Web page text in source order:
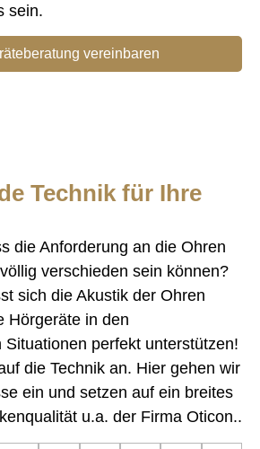
sein.
vereinbaren
Technik für Ihre
die Anforderung an die Ohren
verschieden sein können?
sich die Akustik der Ohren
Hörgeräte in den
Situationen perfekt unterstützen!
die Technik an. Hier gehen wir
ein und setzen auf ein breites
u.a. der Firma Oticon..